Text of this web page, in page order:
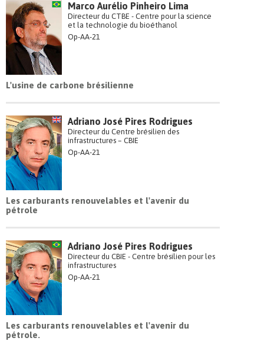
Marco Aurélio Pinheiro Lima
Directeur du CTBE - Centre pour la science
et la technologie du bioéthanol
Op-AA-21
L'usine de carbone brésilienne
Adriano José Pires Rodrigues
Directeur du Centre brésilien des
infrastructures – CBIE
Op-AA-21
Les carburants renouvelables et l'avenir du
pétrole
Adriano José Pires Rodrigues
Directeur du CBIE - Centre brésilien pour les
infrastructures
Op-AA-21
Les carburants renouvelables et l'avenir du
pétrole.